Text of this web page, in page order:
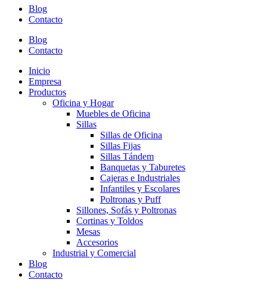
Blog
Contacto
Blog
Contacto
Inicio
Empresa
Productos
Oficina y Hogar
Muebles de Oficina
Sillas
Sillas de Oficina
Sillas Fijas
Sillas Tándem
Banquetas y Taburetes
Cajeras e Industriales
Infantiles y Escolares
Poltronas y Puff
Sillones, Sofás y Poltronas
Cortinas y Toldos
Mesas
Accesorios
Industrial y Comercial
Blog
Contacto